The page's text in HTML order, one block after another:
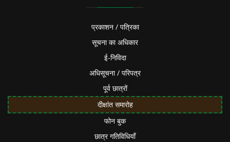
प्रकाशन / पत्रिका
सूचना का अधिकार
ई-निविदा
अधिसूचना / परिपत्र
पूर्व छात्रों
दीक्षांत समारोह
फोन बुक
छात्र गतिविधियाँ